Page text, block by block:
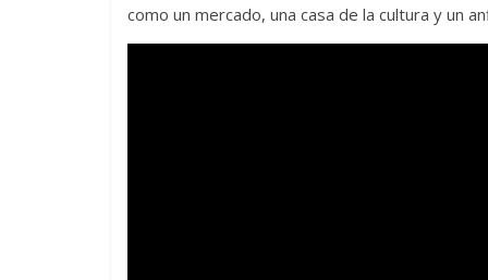
como un mercado, una casa de la cultura y un